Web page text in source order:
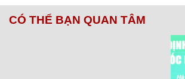
CÓ THỂ BẠN QUAN TÂM